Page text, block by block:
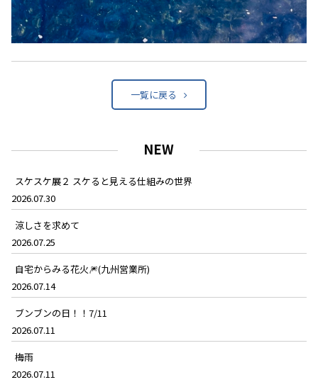
一覧に戻る
NEW
スケスケ展２ スケると見える仕組みの世界
2026.07.30
涼しさを求めて
2026.07.25
自宅からみる花火🎆(九州営業所)
2026.07.14
ブンブンの日！！7/11
2026.07.11
梅雨
2026.07.11